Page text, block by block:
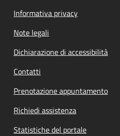
Informativa privacy
Note legali
Dichiarazione di accessibilità
Contatti
Prenotazione appuntamento
Richiedi assistenza
Statistiche del portale